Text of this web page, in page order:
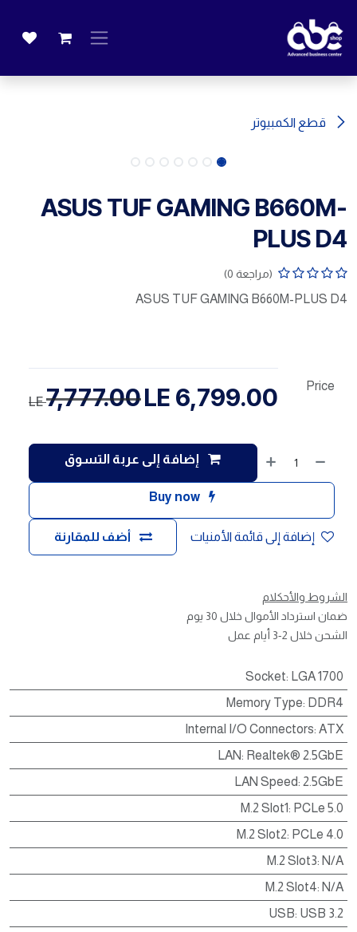
قطع الكمبيوتر
ASUS TUF GAMING B660M-
PLUS D4
(مراجعة 0)
ASUS TUF GAMING B660M-PLUS D4
إضافة إلى عربة التسوق
Buy now
أضف للمقارنة إضافة إلى قائمة الأمنيات
Price
6,799.00
7,777.00
LE
الشروط والأحكلام
ضمان استرداد الأموال خلال 30 يوم
الشحن خلال 2-3 أيام عمل
Socket: LGA 1700
Memory Type: DDR4
Internal I/O Connectors:ATX
LAN: Realtek® 2.5GbE
LAN Speed: 2.5GbE
M.2 Slot1: PCLe 5.0
M.2 Slot2: PCLe 4.0
M.2 Slot3: N/A
M.2 Slot4: N/A
USB: USB 3.2